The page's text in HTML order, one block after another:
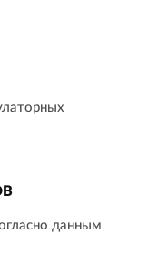
данным